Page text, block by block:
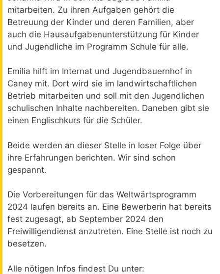
mitarbeiten. Zu ihren Aufgaben gehört die
Betreuung der Kinder und deren Familien, aber
auch die Hausaufgabenunterstützung für Kinder
und Jugendliche im Programm Schule für alle.
Emilia hilft im Internat und Jugendbauernhof in
Caney mit. Dort wird sie im landwirtschaftlichen
Betrieb mitarbeiten und soll mit den Jugendlichen
schulischen Inhalte nachbereiten. Daneben gibt sie
einen Englischkurs für die Schüler.
Beide werden an dieser Stelle in loser Folge über
ihre Erfahrungen berichten. Wir sind schon
gespannt.
Die Vorbereitungen für das Weltwärtsprogramm
2024 laufen bereits an. Eine Bewerberin hat bereits
fest zugesagt, ab September 2024 den
Freiwilligendienst anzutreten. Eine Stelle ist noch zu
besetzen.
Alle nötigen Infos findest Du unter: